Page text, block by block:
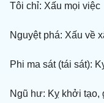
Tôi chỉ: Xấu mọi việc
Nguyệt phá: Xấu về
Phi ma sát (tái sát):
Ngũ hư: Kỵ khởi tạo,